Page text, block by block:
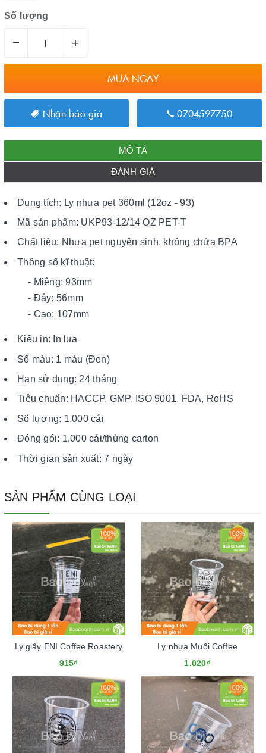
Số lượng
– +
MUA NGAY
Nhận báo giá 0704597750
MÔ TẢ
ĐÁNH GIÁ
Dung tích: Ly nhựa pet 360ml (12oz - 93)
Mã sản phẩm: UKP93-12/14 OZ PET-T
Chất liệu: Nhựa pet nguyên sinh, không chứa BPA
Thông số kĩ thuật:
- Miệng: 93mm
- Đáy: 56mm
- Cao: 107mm
Kiểu in: In lụa
Số màu: 1 màu (Đen)
Hạn sử dụng: 24 tháng
Tiêu chuẩn: HACCP, GMP, ISO 9001, FDA, RoHS
Số lượng: 1.000 cái
Đóng gói: 1.000 cái/thùng carton
Thời gian sản xuất: 7 ngày
SẢN PHẨM CÙNG LOẠI
Ly giấy ENI Coffee Roastery
915₫
Ly nhựa Muối Coffee
1.020₫